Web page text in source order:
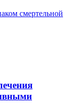
смертельной